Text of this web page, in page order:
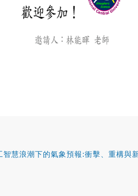
智慧浪潮下的氣象預報:衝擊、重構與